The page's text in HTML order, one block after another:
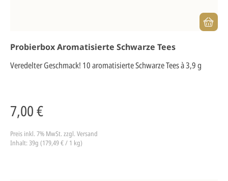
Probierbox Aromatisierte Schwarze Tees
Veredelter Geschmack! 10 aromatisierte Schwarze Tees à 3,9 g
7,00 €
Preis inkl. 7% MwSt. zzgl. Versand
Inhalt: 39g (179,49 € / 1 kg)